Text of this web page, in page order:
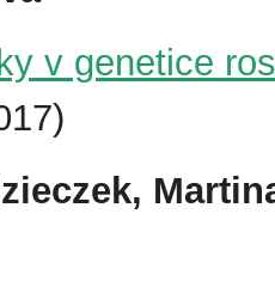
v genetice